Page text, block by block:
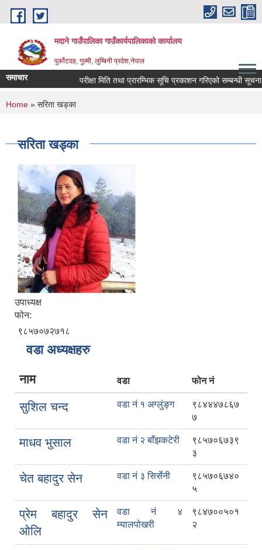
Skip to main content
मदाने गाउँपालिका गाउँकार्यपालिकाको कार्यालय
पुर्कोटदह, गुल्मी, लुम्बिनी प्रदेश,नेपाल
समाचार परीक्षा मिति तथा प्रारम्भिक सूचि प्रकाशन गरिएको सम्बन्धी सूचना
You are here
Home » सरिता खड्का
सरिता खड्का
उपाध्यक्ष
फोन:
९८५७०७२७१८
वडा अध्यक्षहरु
नाम वडा फोन नं
सुशिल चन्द वडा नं १ अग्लुंङ्ग
९८४४४७८६७
७
माधव भुसाल वडा नं २ बाँझकटेरी
९८५७०६७३९
३
चेत बहादुर सेन वडा नं ३ सिर्सेनी
९८५७०६७४०
५
प्रेम बहादुर सेन
ओलि
वडा नं ४
म्यालपोखरी
९८४७००५०१
२